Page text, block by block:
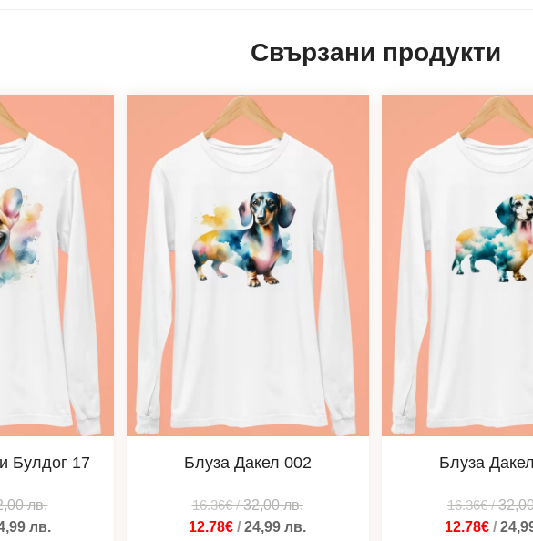
Свързани продукти
Булдог 17
лв.
лв.
Блуза Дакел 002
16.36€/32,00лв.
12.78€ /24,99лв.
Блуза
16.36€/
12.78€/